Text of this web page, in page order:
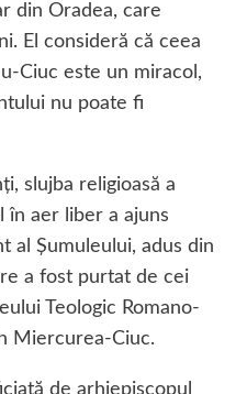
din Oradea, care
El consideră că ceea
Ciuc este un miracol,
nu poate fi
slujba religioasă a
în aer liber a ajuns
al Şumuleului, adus din
a fost purtat de cei
Teologic Romano-
Miercurea-Ciuc.
de arhiepiscopul